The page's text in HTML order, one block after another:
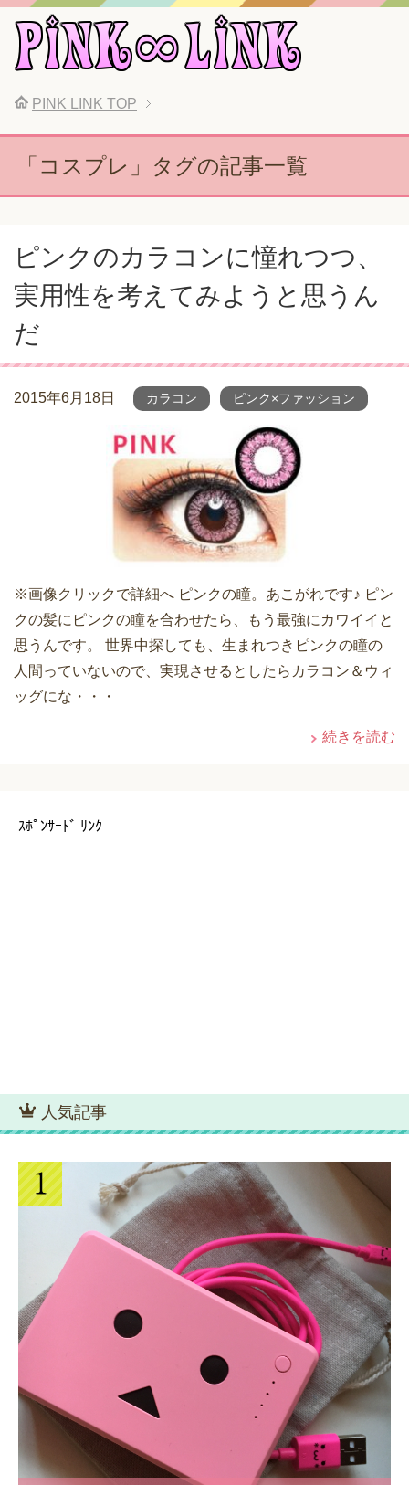
PINK LINK TOP
「コスプレ」タグの記事一覧
ピンクのカラコンに憧れつつ、
実用性を考えてみようと思うん
だ
2015年6月18日 カラコン ピンク×ファッション
※画像クリックで詳細へ ピンクの瞳。あこがれです♪ ピン
クの髪にピンクの瞳を合わせたら、もう最強にカワイイと
思うんです。 世界中探しても、生まれつきピンクの瞳の
人間っていないので、実現させるとしたらカラコン＆ウィ
ッグにな・・・
続きを読む
ｽﾎﾟﾝｻｰﾄﾞ ﾘﾝｸ
人気記事